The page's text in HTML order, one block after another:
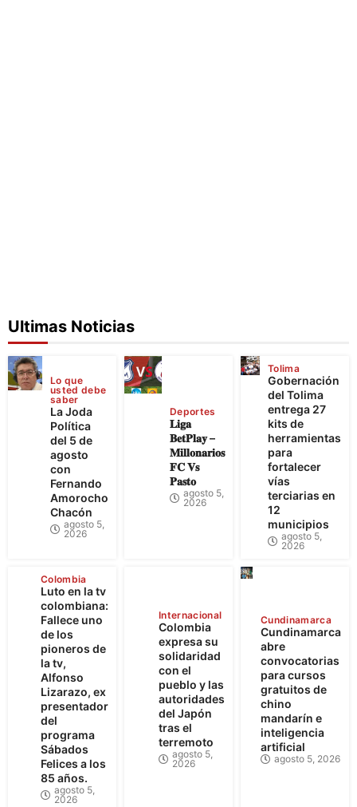
Ultimas Noticias
Lo que
usted debe
saber
La Joda
Política
del 5 de
agosto
con
Fernando
Amorocho
Chacón
agosto 5,
2026
Deportes
𝐋𝐢𝐠𝐚
𝐁𝐞𝐭𝐏𝐥𝐚𝐲 –
𝐌𝐢𝐥𝐥𝐨𝐧𝐚𝐫𝐢𝐨𝐬
𝐅𝐂 𝐕𝐬
𝐏𝐚𝐬𝐭𝐨
agosto 5,
2026
Tolima
Gobernación
del Tolima
entrega 27
kits de
herramientas
para
fortalecer
vías
terciarias en
12
municipios
agosto 5,
2026
Colombia
Luto en la tv
colombiana:
Fallece uno
de los
pioneros de
la tv,
Alfonso
Lizarazo, ex
presentador
del
programa
Sábados
Felices a los
85 años.
agosto 5,
2026
Internacional
Colombia
expresa su
solidaridad
con el
pueblo y las
autoridades
del Japón
tras el
terremoto
agosto 5,
2026
Cundinamarca
Cundinamarca
abre
convocatorias
para cursos
gratuitos de
chino
mandarín e
inteligencia
artificial
agosto 5, 2026